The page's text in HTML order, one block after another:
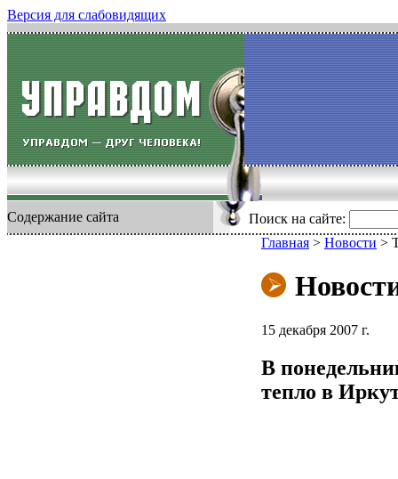
Версия для слабовидящих
Содержание сайта Поиск на сайте:
Главная > Новости >
15 декабря 2007 г.
В
тепло в